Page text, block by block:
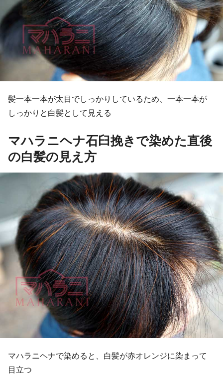
髪一本一本が太目でしっかりしているため、一本一本が
しっかりと白髪として見える
マハラニヘナ石臼挽きで染めた直後
の白髪の見え方
マハラニヘナで染めると、白髪が赤オレンジに染まって
目立つ